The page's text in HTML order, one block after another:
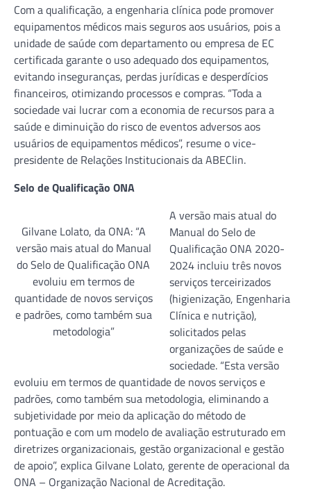
Com a qualificação, a engenharia clínica pode promover
equipamentos médicos mais seguros aos usuários, pois a
unidade de saúde com departamento ou empresa de EC
certificada garante o uso adequado dos equipamentos,
evitando inseguranças, perdas jurídicas e desperdícios
financeiros, otimizando processos e compras. “Toda a
sociedade vai lucrar com a economia de recursos para a
saúde e diminuição do risco de eventos adversos aos
usuários de equipamentos médicos”, resume o vice-
presidente de Relações Institucionais da ABEClin.
Selo de Qualificação ONA
Gilvane Lolato, da ONA: “A
versão mais atual do Manual
do Selo de Qualificação ONA
evoluiu em termos de
quantidade de novos serviços
e padrões, como também sua
metodologia”
A versão mais atual do
Manual do Selo de
Qualificação ONA 2020-
2024 incluiu três novos
serviços terceirizados
(higienização, Engenharia
Clínica e nutrição),
solicitados pelas
organizações de saúde e
sociedade. “Esta versão
evoluiu em termos de quantidade de novos serviços e
padrões, como também sua metodologia, eliminando a
subjetividade por meio da aplicação do método de
pontuação e com um modelo de avaliação estruturado em
diretrizes organizacionais, gestão organizacional e gestão
de apoio”, explica Gilvane Lolato, gerente de operacional da
ONA – Organização Nacional de Acreditação.